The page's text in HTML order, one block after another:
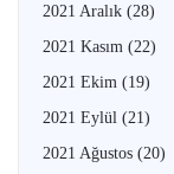
2021 Aralık (28)
2021 Kasım (22)
2021 Ekim (19)
2021 Eylül (21)
2021 Ağustos (20)